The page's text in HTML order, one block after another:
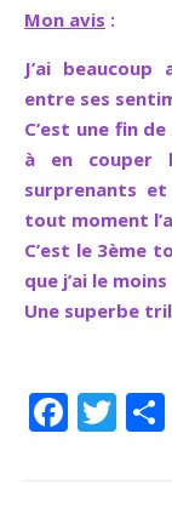
Mon avis :
J’ai
entre ses
C’est une fin
à en couper
surprenants
tout moment
C’est le 3ème
que j’ai le
Une superbe